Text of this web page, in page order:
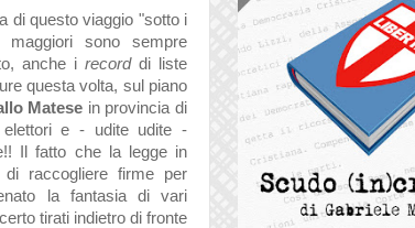
di questo viaggio "sotto i
sono sempre
anche irecorddi liste
questa volta, sul piano
Matese in provincia di
elettori e - udite udite -
Il fatto che la legge in
raccogliere firme per
la fantasia di vari
tirati indietro di fronte